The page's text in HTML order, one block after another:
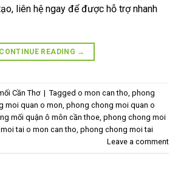
liên hệ ngay để được hỗ trợ nhanh
CONTINUE READING →
Cần Thơ | Tagged o mon can tho, phong
moi quan o mon, phong chong moi quan o
mối quận ô môn cần thoe, phong chong moi
tai o mon can tho, phong chong moi tai
Leave a comment